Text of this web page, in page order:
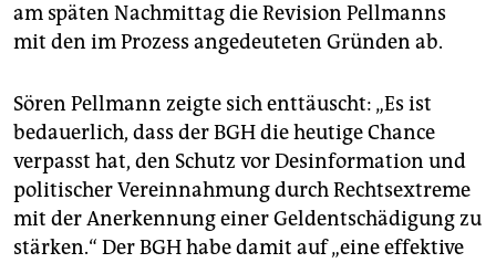
am späten Nachmittag die Revision Pellmanns
mit den im Prozess angedeuteten Gründen ab.
Sören Pellmann zeigte sich enttäuscht: „Es ist
bedauerlich, dass der BGH die heutige Chance
verpasst hat, den Schutz vor Desinformation und
politischer Vereinnahmung durch Rechtsextreme
mit der Anerkennung einer Geldentschädigung zu
stärken.“ Der BGH habe damit auf „eine effektive